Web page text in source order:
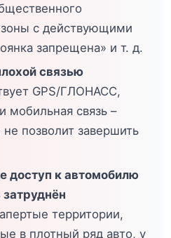
зоны с действующими
запрещена» и т. д.
связью
GPS/ГЛОНАСС,
мобильная связь –
позволит завершить
доступ к автомобилю
территории,
в плотный ряд авто, у